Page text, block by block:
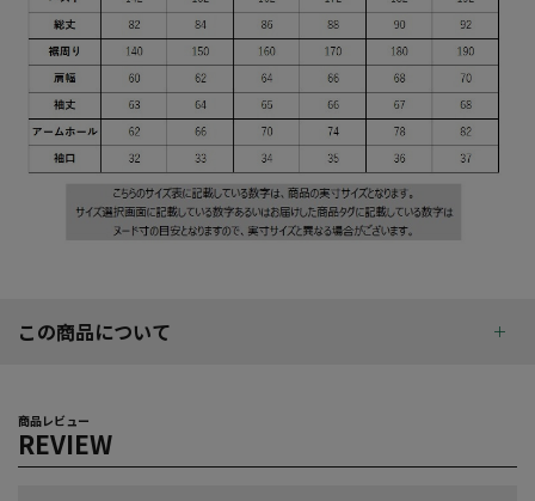
この商品について
商品レビュー
REVIEW